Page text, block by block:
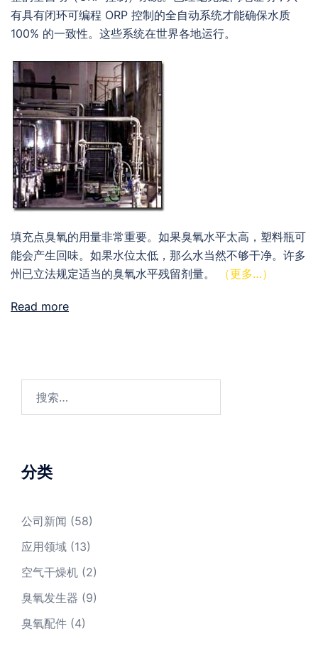
有具有闭环可编程 ORP 控制的全自动系统才能确保水质
100% 的一致性。这些系统在世界各地运行。
填充点臭氧的用量非常重要。如果臭氧水平太高，塑料瓶可
能会产生回味。如果水位太低，那么水当然不够干净。许多
州已立法规定适当的臭氧水平残留剂量。
（更多…）
Read more
索：
分类
公司新闻 (58)
应用领域 (13)
空气干燥机 (2)
臭氧发生器 (9)
臭氧配件 (4)